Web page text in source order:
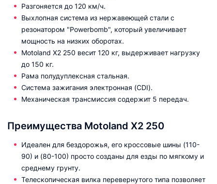
Разгоняется до 120 км/ч.
Выхлопная система из нержавеющей стали с
резонатором "Рowerbomb", который увеличивает
мощность на низких оборотах.
Motoland X2 250 весит 120 кг, выдерживает нагрузку
до 150 кг.
Рама полудуплексная стальная.
Система зажигания электронная (CDI).
Механическая трансмиссия содержит 5 передач.
Преимущества Motoland X2 250
Идеален для бездорожья, его кроссовые шины (110-
90) и (80-100) просто созданы для езды по мягкому и
среднему грунту.
Телескопическая вилка перевернутого типа позволяет